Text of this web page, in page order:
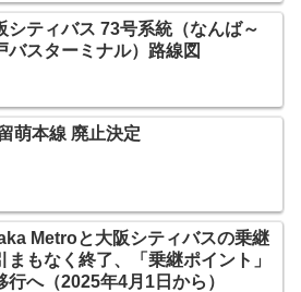
シティバス 73号系統（なんば～
バスターミナル）路線図
萌本線 廃止決定
Metroと大阪シティバスの乗継
まもなく終了、「乗継ポイント」
行へ（2025年4月1日から）